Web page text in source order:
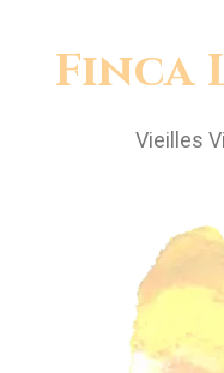
Finca
Vieilles